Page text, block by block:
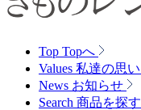
Top Topへ
Values 私達の思い
News お知らせ
Search 商品を探す